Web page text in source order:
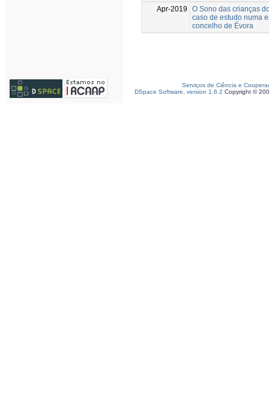
Apr-2019
O Sono das crianças
caso de estudo numa
concelho de Évora
Serviços de Ciência e
DSpace Software, version 1.6.2 Copyright ©